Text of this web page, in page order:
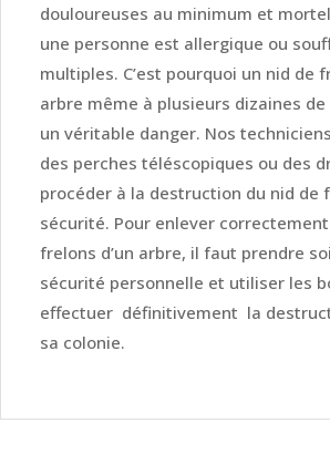
douloureuses au minimum et
une personne est allergique ou
multiples. C’est pourquoi un nid de
arbre même à plusieurs dizaines
un véritable danger. Nos
des perches téléscopiques ou des
procéder à la destruction du nid de
sécurité. Pour enlever
frelons d’un arbre, il faut prendre
sécurité personnelle et utiliser les
effectuer définitivement la
sa colonie.